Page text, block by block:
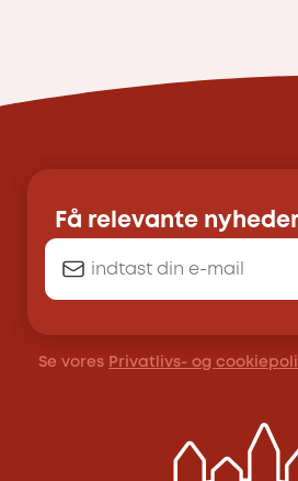
Få relevante
Se vores Privatlivs- og